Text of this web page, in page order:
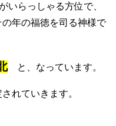
いらっしゃる方位で、
年の福徳を司る神様で
と、なっています。
れていきます。